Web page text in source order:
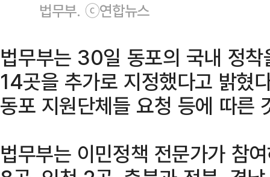
법무부. ⓒ연합뉴스
법무부는 30일 동포의 국내 정
14곳을 추가로 지정했다고 밝혔
동포 지원단체들 요청 등에 따른
법무부는 이민정책 전문가가 참